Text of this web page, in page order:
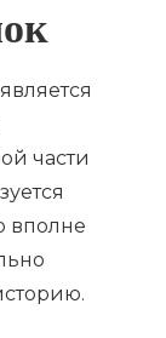
части
вполне